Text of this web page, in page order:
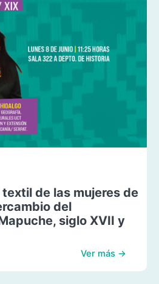
de las mujeres de
del
siglo XVII y
Ver más →